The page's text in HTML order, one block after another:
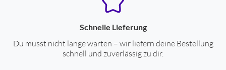
Schnelle Lieferung
Du musst nicht lange warten – wir liefern deine Bestellung
schnell und zuverlässig zu dir.